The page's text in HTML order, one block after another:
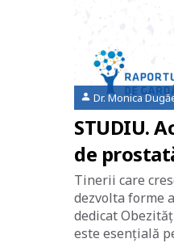
Dr. Monica
STUDIU.
de
Tinerii care
dezvolta forme
dedicat
este esențială